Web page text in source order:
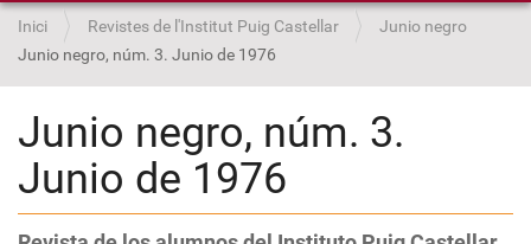
Inici Revistes de l'Institut Puig Castellar
Junio negro
Junio negro, núm. 3. Junio de 1976
Junio negro, núm. 3.
Junio de 1976